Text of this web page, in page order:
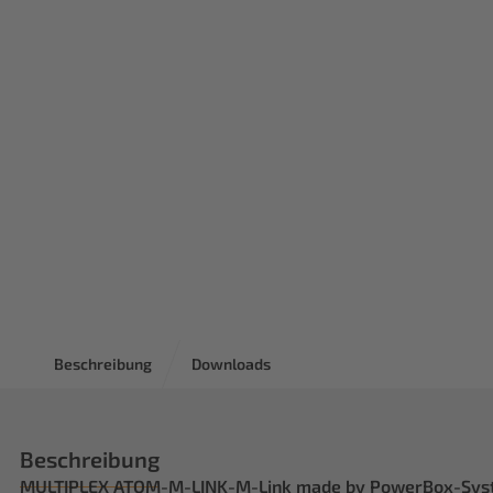
Beschreibung Downloads
Beschreibung
MULTIPLEX ATOM-M-LINK-M-Link made by PowerBox-